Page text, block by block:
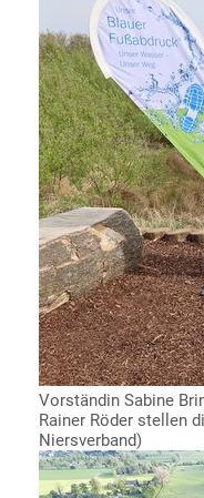
Vorständin Sabine
Rainer Röder stellen
Niersverband)